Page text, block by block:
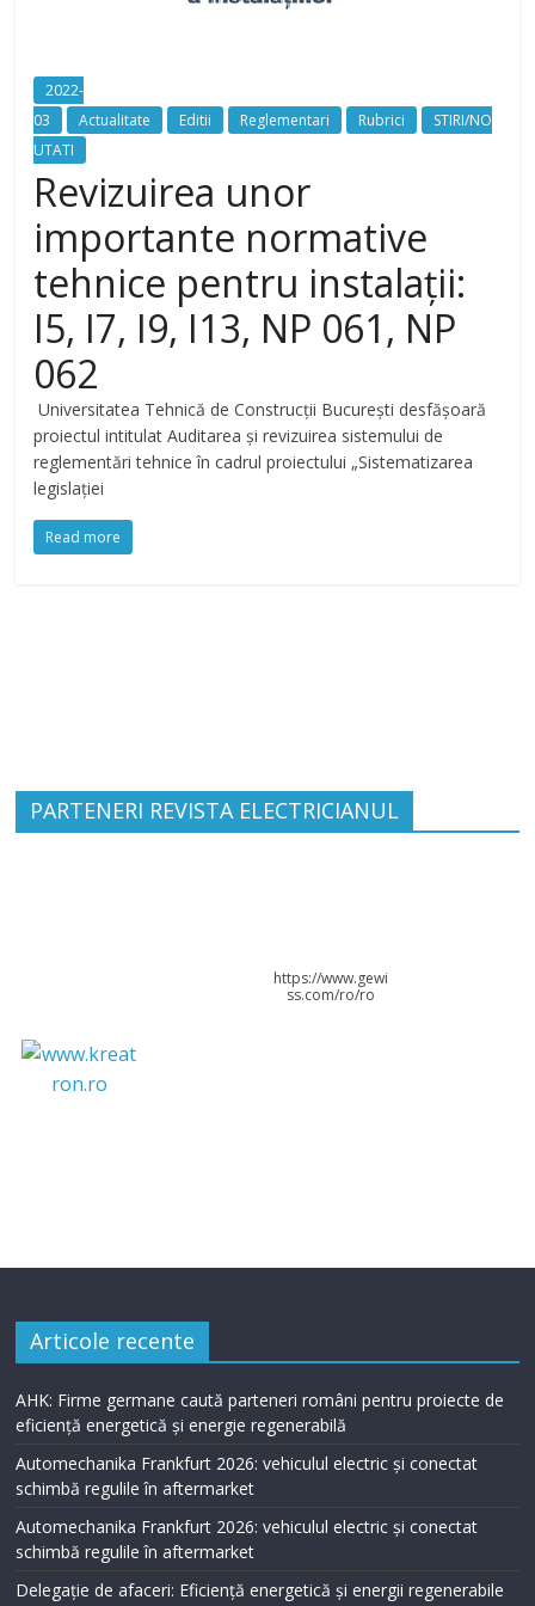
2022-
03
Actualitate Editii Reglementari Rubrici
STIRI/NO
UTATI
Revizuirea unor
importante normative
tehnice pentru instalații:
I5, I7, I9, I13, NP 061, NP
062
Universitatea Tehnică de Construcții București desfășoară
proiectul intitulat Auditarea și revizuirea sistemului de
reglementări tehnice în cadrul proiectului „Sistematizarea
legislației
Read more
PARTENERI REVISTA ELECTRICIANUL
https://www.gewi
ss.com/ro/ro
Articole recente
AHK: Firme germane caută parteneri români pentru proiecte de
eficiență energetică și energie regenerabilă
Automechanika Frankfurt 2026: vehiculul electric și conectat
schimbă regulile în aftermarket
Automechanika Frankfurt 2026: vehiculul electric și conectat
schimbă regulile în aftermarket
Delegație de afaceri: Eficiență energetică și energii regenerabile